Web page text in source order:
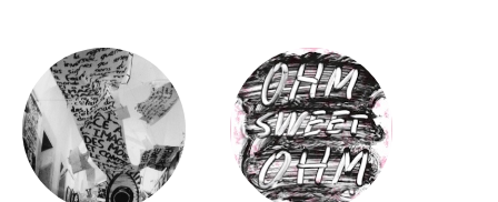
suivre suivre